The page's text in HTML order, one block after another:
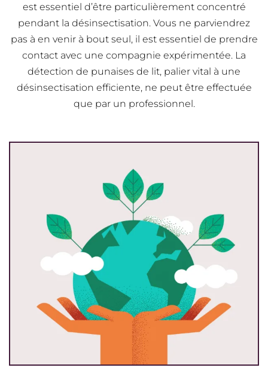
est essentiel d’être particulièrement concentré
pendant la désinsectisation. Vous ne parviendrez
pas à en venir à bout seul, il est essentiel de prendre
contact avec une compagnie expérimentée. La
détection de punaises de lit, palier vital à une
désinsectisation efficiente, ne peut être effectuée
que par un professionnel.